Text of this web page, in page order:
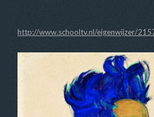
http://www.schooltv.nl/eigenwijzer/